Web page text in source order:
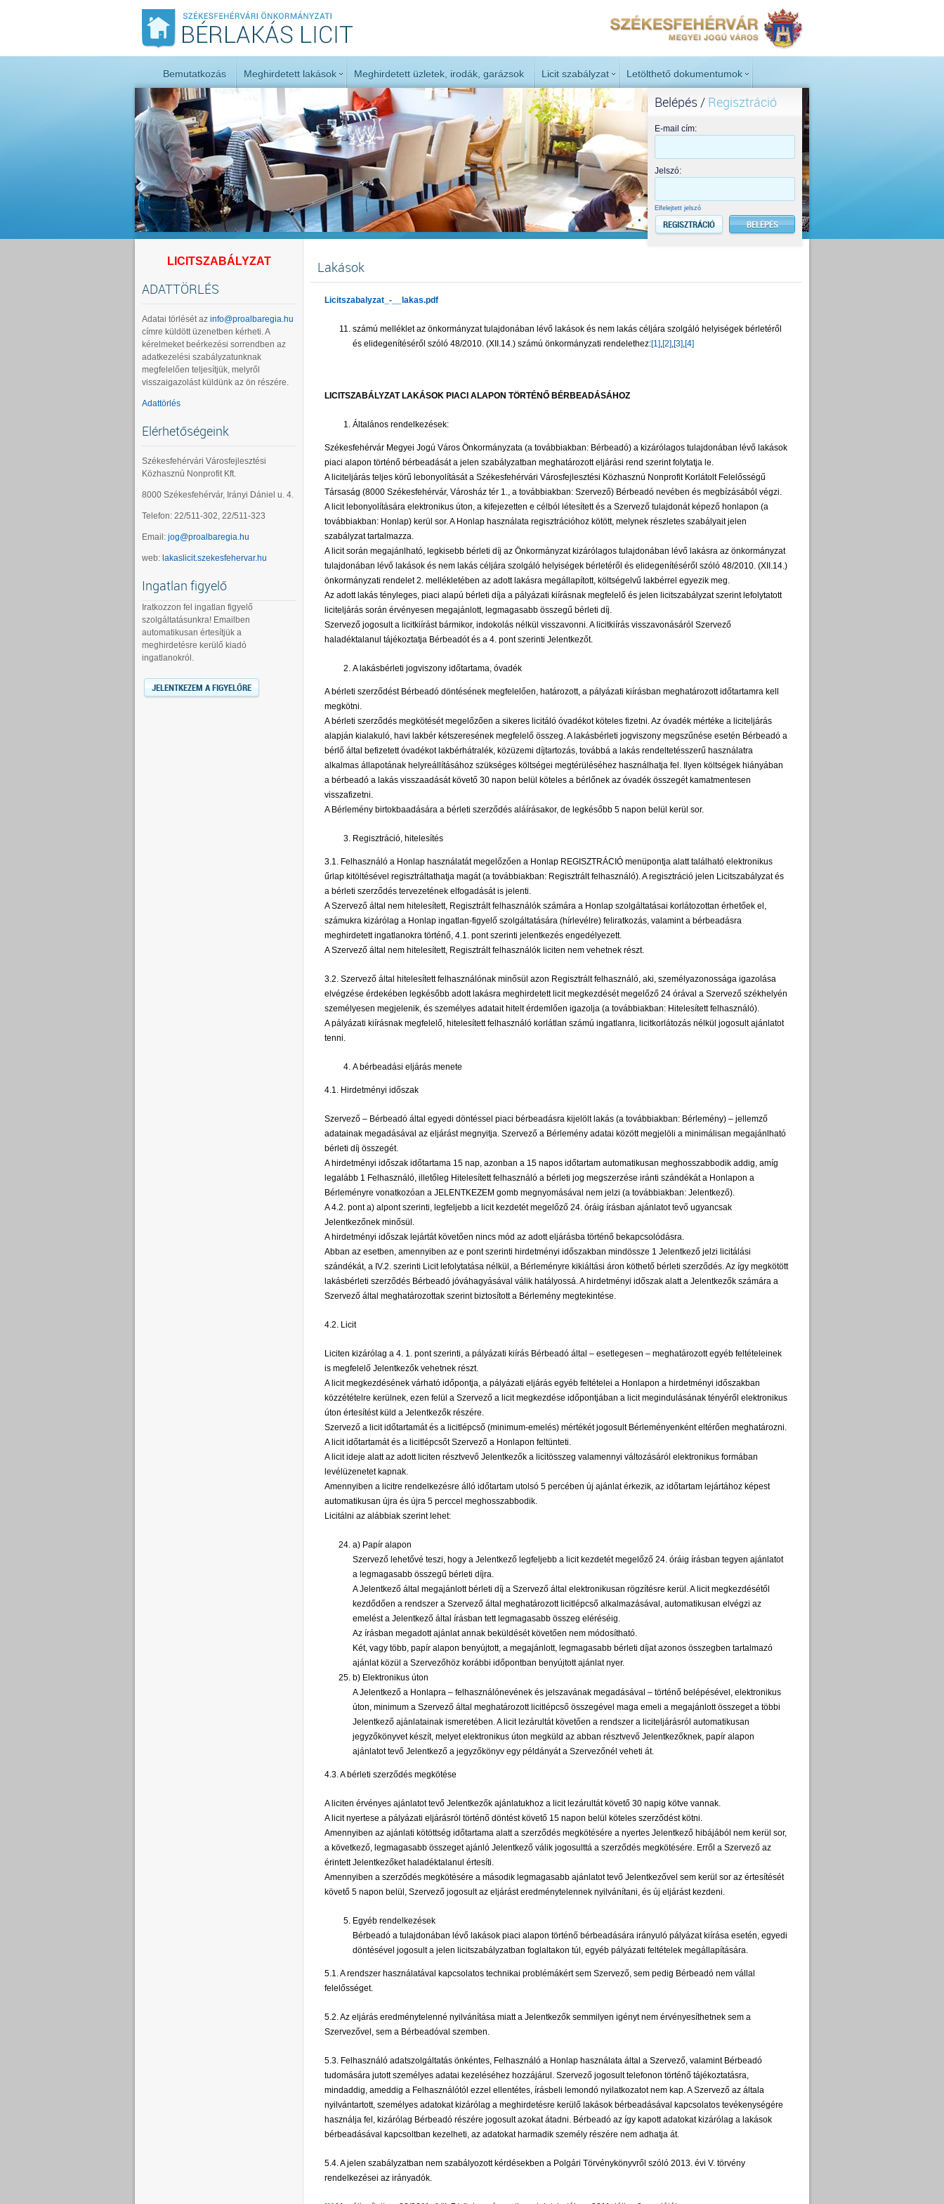
Bemutatkozás Meghirdetett lakások Meghirdetett üzletek, irodák, garázsok Licit szabályzat Letölthető dokumentumok
Belépés / Regisztráció
E-mail cím:
Jelszó:
Elfelejtett jelszó
REGISZTRÁCIÓ BELÉPÉS
LICITSZABÁLYZAT
ADATTÖRLÉS
Adatai törlését az info@proalbaregia.hu
címre küldött üzenetben kérheti. A
kérelmeket beérkezési sorrendben az
adatkezelési szabályzatunknak
megfelelően teljesítjük, melyről
visszaigazolást küldünk az ön részére.
Adattörlés
Elérhetőségeink
Székesfehérvári Városfejlesztési
Közhasznú Nonprofit Kft.
8000 Székesfehérvár, Irányi Dániel u. 4.
Telefon: 22/511-302, 22/511-323
Email: jog@proalbaregia.hu
web: lakaslicit.szekesfehervar.hu
Ingatlan figyelő
Iratkozzon fel ingatlan figyelő
szolgáltatásunkra! Emailben
automatikusan értesítjük a
meghirdetésre kerülő kiadó
ingatlanokról.
JELENTKEZEM A FIGYELŐRE
Lakások
Licitszabalyzat_-__lakas.pdf
számú melléklet az önkormányzat tulajdonában lévő lakások és nem lakás céljára szolgáló helyiségek bérletéről
és elidegenítéséről szóló 48/2010. (XII.14.) számú önkormányzati rendelethez:[1],[2],[3],[4]
LICITSZABÁLYZAT LAKÁSOK PIACI ALAPON TÖRTÉNŐ BÉRBEADÁSÁHOZ
Általános rendelkezések:
Székesfehérvár Megyei Jogú Város Önkormányzata (a továbbiakban: Bérbeadó) a kizárólagos tulajdonában lévő lakások
piaci alapon történő bérbeadását a jelen szabályzatban meghatározott eljárási rend szerint folytatja le.
A liciteljárás teljes körű lebonyolítását a Székesfehérvári Városfejlesztési Közhasznú Nonprofit Korlátolt Felelősségű
Társaság (8000 Székesfehérvár, Városház tér 1., a továbbiakban: Szervező) Bérbeadó nevében és megbízásából végzi.
A licit lebonyolítására elektronikus úton, a kifejezetten e célból létesített és a Szervező tulajdonát képező honlapon (a
továbbiakban: Honlap) kerül sor. A Honlap használata regisztrációhoz kötött, melynek részletes szabályait jelen
szabályzat tartalmazza.
A licit során megajánlható, legkisebb bérleti díj az Önkormányzat kizárólagos tulajdonában lévő lakásra az önkormányzat
tulajdonában lévő lakások és nem lakás céljára szolgáló helyiségek bérletéről és elidegenítéséről szóló 48/2010. (XII.14.)
önkormányzati rendelet 2. mellékletében az adott lakásra megállapított, költségelvű lakbérrel egyezik meg.
Az adott lakás tényleges, piaci alapú bérleti díja a pályázati kiírásnak megfelelő és jelen licitszabályzat szerint lefolytatott
liciteljárás során érvényesen megajánlott, legmagasabb összegű bérleti díj.
Szervező jogosult a licitkiírást bármikor, indokolás nélkül visszavonni. A licitkiírás visszavonásáról Szervező
haladéktalanul tájékoztatja Bérbeadót és a 4. pont szerinti Jelentkezőt.
A lakásbérleti jogviszony időtartama, óvadék
A bérleti szerződést Bérbeadó döntésének megfelelően, határozott, a pályázati kiírásban meghatározott időtartamra kell
megkötni.
A bérleti szerződés megkötését megelőzően a sikeres licitáló óvadékot köteles fizetni. Az óvadék mértéke a liciteljárás
alapján kialakuló, havi lakbér kétszeresének megfelelő összeg. A lakásbérleti jogviszony megszűnése esetén Bérbeadó a
bérlő által befizetett óvadékot lakbérhátralék, közüzemi díjtartozás, továbbá a lakás rendeltetésszerű használatra
alkalmas állapotának helyreállításához szükséges költségei megtérüléséhez használhatja fel. Ilyen költségek hiányában
a bérbeadó a lakás visszaadását követő 30 napon belül köteles a bérlőnek az óvadék összegét kamatmentesen
visszafizetni.
A Bérlemény birtokbaadására a bérleti szerződés aláírásakor, de legkésőbb 5 napon belül kerül sor.
Regisztráció, hitelesítés
3.1. Felhasználó a Honlap használatát megelőzően a Honlap REGISZTRÁCIÓ menüpontja alatt található elektronikus
űrlap kitöltésével regisztráltathatja magát (a továbbiakban: Regisztrált felhasználó). A regisztráció jelen Licitszabályzat és
a bérleti szerződés tervezetének elfogadását is jelenti.
A Szervező által nem hitelesített, Regisztrált felhasználók számára a Honlap szolgáltatásai korlátozottan érhetőek el,
számukra kizárólag a Honlap ingatlan-figyelő szolgáltatására (hírlevélre) feliratkozás, valamint a bérbeadásra
meghirdetett ingatlanokra történő, 4.1. pont szerinti jelentkezés engedélyezett.
A Szervező által nem hitelesített, Regisztrált felhasználók liciten nem vehetnek részt.
3.2. Szervező által hitelesített felhasználónak minősül azon Regisztrált felhasználó, aki, személyazonossága igazolása
elvégzése érdekében legkésőbb adott lakásra meghirdetett licit megkezdését megelőző 24 órával a Szervező székhelyén
személyesen megjelenik, és személyes adatait hitelt érdemlően igazolja (a továbbiakban: Hitelesített felhasználó).
A pályázati kiírásnak megfelelő, hitelesített felhasználó korlátlan számú ingatlanra, licitkorlátozás nélkül jogosult ajánlatot
tenni.
A bérbeadási eljárás menete
4.1. Hirdetményi időszak
Szervező – Bérbeadó által egyedi döntéssel piaci bérbeadásra kijelölt lakás (a továbbiakban: Bérlemény) – jellemző
adatainak megadásával az eljárást megnyitja. Szervező a Bérlemény adatai között megjelöli a minimálisan megajánlható
bérleti díj összegét.
A hirdetményi időszak időtartama 15 nap, azonban a 15 napos időtartam automatikusan meghosszabbodik addig, amíg
legalább 1 Felhasználó, illetőleg Hitelesített felhasználó a bérleti jog megszerzése iránti szándékát a Honlapon a
Bérleményre vonatkozóan a JELENTKEZEM gomb megnyomásával nem jelzi (a továbbiakban: Jelentkező).
A 4.2. pont a) alpont szerinti, legfeljebb a licit kezdetét megelőző 24. óráig írásban ajánlatot tevő ugyancsak
Jelentkezőnek minősül.
A hirdetményi időszak lejártát követően nincs mód az adott eljárásba történő bekapcsolódásra.
Abban az esetben, amennyiben az e pont szerinti hirdetményi időszakban mindössze 1 Jelentkező jelzi licitálási
szándékát, a IV.2. szerinti Licit lefolytatása nélkül, a Bérleményre kikiáltási áron köthető bérleti szerződés. Az így megkötött
lakásbérleti szerződés Bérbeadó jóváhagyásával válik hatályossá. A hirdetményi időszak alatt a Jelentkezők számára a
Szervező által meghatározottak szerint biztosított a Bérlemény megtekintése.
4.2. Licit
Liciten kizárólag a 4. 1. pont szerinti, a pályázati kiírás Bérbeadó által – esetlegesen – meghatározott egyéb feltételeinek
is megfelelő Jelentkezők vehetnek részt.
A licit megkezdésének várható időpontja, a pályázati eljárás egyéb feltételei a Honlapon a hirdetményi időszakban
közzétételre kerülnek, ezen felül a Szervező a licit megkezdése időpontjában a licit megindulásának tényéről elektronikus
úton értesítést küld a Jelentkezők részére.
Szervező a licit időtartamát és a licitlépcső (minimum-emelés) mértékét jogosult Bérleményenként eltérően meghatározni.
A licit időtartamát és a licitlépcsőt Szervező a Honlapon feltünteti.
A licit ideje alatt az adott liciten résztvevő Jelentkezők a licitösszeg valamennyi változásáról elektronikus formában
levélüzenetet kapnak.
Amennyiben a licitre rendelkezésre álló időtartam utolsó 5 percében új ajánlat érkezik, az időtartam lejártához képest
automatikusan újra és újra 5 perccel meghosszabbodik.
Licitálni az alábbiak szerint lehet:
a) Papír alapon
Szervező lehetővé teszi, hogy a Jelentkező legfeljebb a licit kezdetét megelőző 24. óráig írásban tegyen ajánlatot
a legmagasabb összegű bérleti díjra.
A Jelentkező által megajánlott bérleti díj a Szervező által elektronikusan rögzítésre kerül. A licit megkezdésétől
kezdődően a rendszer a Szervező által meghatározott licitlépcső alkalmazásával, automatikusan elvégzi az
emelést a Jelentkező által írásban tett legmagasabb összeg eléréséig.
Az írásban megadott ajánlat annak beküldését követően nem módosítható.
Két, vagy több, papír alapon benyújtott, a megajánlott, legmagasabb bérleti díjat azonos összegben tartalmazó
ajánlat közül a Szervezőhöz korábbi időpontban benyújtott ajánlat nyer.
b) Elektronikus úton
A Jelentkező a Honlapra – felhasználónevének és jelszavának megadásával – történő belépésével, elektronikus
úton, minimum a Szervező által meghatározott licitlépcső összegével maga emeli a megajánlott összeget a többi
Jelentkező ajánlatainak ismeretében. A licit lezárultát követően a rendszer a liciteljárásról automatikusan
jegyzőkönyvet készít, melyet elektronikus úton megküld az abban résztvevő Jelentkezőknek, papír alapon
ajánlatot tevő Jelentkező a jegyzőkönyv egy példányát a Szervezőnél veheti át.
4.3. A bérleti szerződés megkötése
A liciten érvényes ajánlatot tevő Jelentkezők ajánlatukhoz a licit lezárultát követő 30 napig kötve vannak.
A licit nyertese a pályázati eljárásról történő döntést követő 15 napon belül köteles szerződést kötni.
Amennyiben az ajánlati kötöttség időtartama alatt a szerződés megkötésére a nyertes Jelentkező hibájából nem kerül sor,
a következő, legmagasabb összeget ajánló Jelentkező válik jogosulttá a szerződés megkötésére. Erről a Szervező az
érintett Jelentkezőket haladéktalanul értesíti.
Amennyiben a szerződés megkötésére a második legmagasabb ajánlatot tevő Jelentkezővel sem kerül sor az értesítését
követő 5 napon belül, Szervező jogosult az eljárást eredménytelennek nyilvánítani, és új eljárást kezdeni.
Egyéb rendelkezések
Bérbeadó a tulajdonában lévő lakások piaci alapon történő bérbeadására irányuló pályázat kiírása esetén, egyedi
döntésével jogosult a jelen licitszabályzatban foglaltakon túl, egyéb pályázati feltételek megállapítására.
5.1. A rendszer használatával kapcsolatos technikai problémákért sem Szervező, sem pedig Bérbeadó nem vállal
felelősséget.
5.2. Az eljárás eredménytelenné nyilvánítása miatt a Jelentkezők semmilyen igényt nem érvényesíthetnek sem a
Szervezővel, sem a Bérbeadóval szemben.
5.3. Felhasználó adatszolgáltatás önkéntes, Felhasználó a Honlap használata által a Szervező, valamint Bérbeadó
tudomására jutott személyes adatai kezeléséhez hozzájárul. Szervező jogosult telefonon történő tájékoztatásra,
mindaddig, ameddig a Felhasználótól ezzel ellentétes, írásbeli lemondó nyilatkozatot nem kap. A Szervező az általa
nyilvántartott, személyes adatokat kizárólag a meghirdetésre kerülő lakások bérbeadásával kapcsolatos tevékenységére
használja fel, kizárólag Bérbeadó részére jogosult azokat átadni. Bérbeadó az így kapott adatokat kizárólag a lakások
bérbeadásával kapcsoltban kezelheti, az adatokat harmadik személy részére nem adhatja át.
5.4. A jelen szabályzatban nem szabályozott kérdésekben a Polgári Törvénykönyvről szóló 2013. évi V. törvény
rendelkezései az irányadók.